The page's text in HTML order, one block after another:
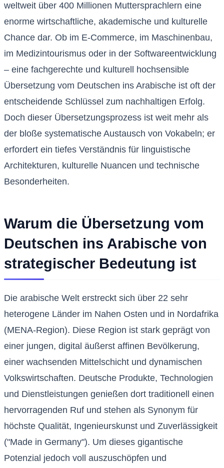
weltweit über 400 Millionen Muttersprachlern eine
enorme wirtschaftliche, akademische und kulturelle
Chance dar. Ob im E-Commerce, im Maschinenbau,
im Medizintourismus oder in der Softwareentwicklung
– eine fachgerechte und kulturell hochsensible
Übersetzung vom Deutschen ins Arabische ist oft der
entscheidende Schlüssel zum nachhaltigen Erfolg.
Doch dieser Übersetzungsprozess ist weit mehr als
der bloße systematische Austausch von Vokabeln; er
erfordert ein tiefes Verständnis für linguistische
Architekturen, kulturelle Nuancen und technische
Besonderheiten.
Warum die Übersetzung vom
Deutschen ins Arabische von
strategischer Bedeutung ist
Die arabische Welt erstreckt sich über 22 sehr
heterogene Länder im Nahen Osten und in Nordafrika
(MENA-Region). Diese Region ist stark geprägt von
einer jungen, digital äußerst affinen Bevölkerung,
einer wachsenden Mittelschicht und dynamischen
Volkswirtschaften. Deutsche Produkte, Technologien
und Dienstleistungen genießen dort traditionell einen
hervorragenden Ruf und stehen als Synonym für
höchste Qualität, Ingenieurskunst und Zuverlässigkeit
("Made in Germany"). Um dieses gigantische
Potenzial jedoch voll auszuschöpfen und